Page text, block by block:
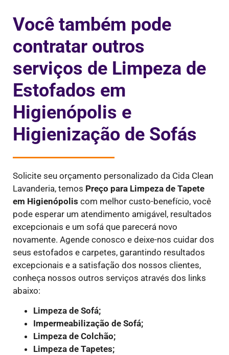
Você também pode
contratar outros
serviços de Limpeza de
Estofados em
Higienópolis e
Higienização de Sofás
Solicite seu orçamento personalizado da Cida Clean
Lavanderia, temos Preço para Limpeza de Tapete
em Higienópolis com melhor custo-benefício, você
pode esperar um atendimento amigável, resultados
excepcionais e um sofá que parecerá novo
novamente. Agende conosco e deixe-nos cuidar dos
seus estofados e carpetes, garantindo resultados
excepcionais e a satisfação dos nossos clientes,
conheça nossos outros serviços através dos links
abaixo:
Limpeza de Sofá;
Impermeabilização de Sofá;
Limpeza de Colchão;
Limpeza de Tapetes;